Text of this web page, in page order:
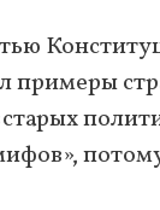
примеры